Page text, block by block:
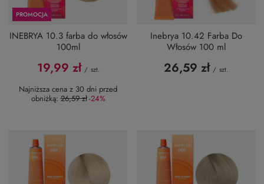
PROMOCJA
INEBRYA 10.3 farba do włosów
100ml
19,99 zł / szt.
Najniższa cena z 30 dni przed
obniżką:26,59 zł-24%
Inebrya 10.42 Farba Do
Włosów 100 ml
26,59 zł / szt.